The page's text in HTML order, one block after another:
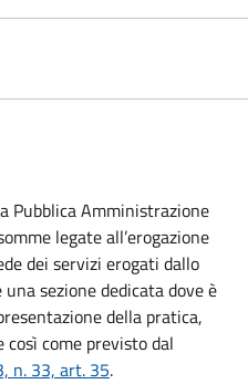
Pubblica Amministrazione
legate all’erogazione
dei servizi erogati dallo
sezione dedicata dove è
della pratica,
come previsto dal
n. 33, art. 35.